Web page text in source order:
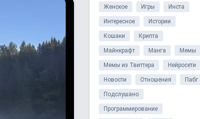
Женское Игры Инста
Интересное Истории
Кошаки Крипта
Майнкрафт Манга Мемы
Мемы из Твиттера Нейросети
Новости Отношения Пабг
Подслушано
Программирование